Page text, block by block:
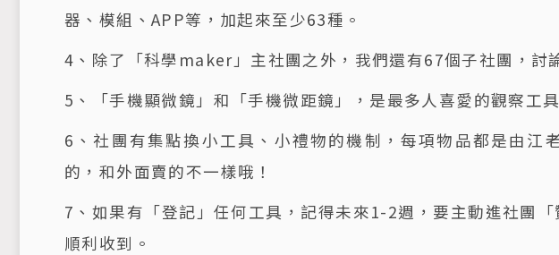
器、模組、APP等，加起來至少63種。
4、除了「科學maker」主社團之外，我們還有67個子社團，討
5、「手機顯微鏡」和「手機微距鏡」，是最多人喜愛的觀察工
6、社團有集點換小工具、小禮物的機制，每項物品都是由江
的，和外面賣的不一樣哦！
7、如果有「登記」任何工具，記得未來1-2週，要主動進社團
順利收到。